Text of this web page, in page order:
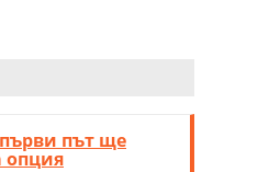
път ще
опция